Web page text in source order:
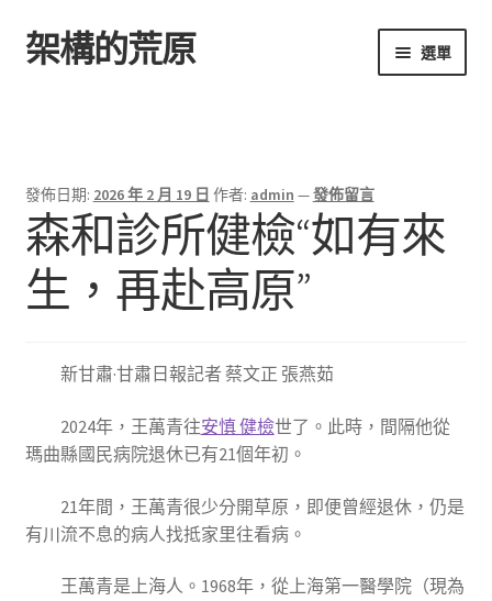
跳
至
跳
至
架構的荒原 選單
發佈日期: 2026 年 2 月 19 日 作者: admin —發佈留言
森和診所健檢“如有來
生，再赴高原”
新甘肅·甘肅日報記者 蔡文正 張燕茹
2024年，王萬青往安慎 健檢世了。此時，間隔他從
瑪曲縣國民病院退休已有21個年初。
21年間，王萬青很少分開草原，即便曾經退休，仍是
有川流不息的病人找抵家里往看病。
王萬青是上海人。1968年，從上海第一醫學院（現為